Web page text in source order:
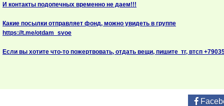
И контакты подопечных временно не даем!!!
Какие посылки отправляет фонд, можно увидеть в группе
https://t.me/otdam_svoe
Если вы хотите что-то пожертвовать, отдать вещи, пишите тг, втсп